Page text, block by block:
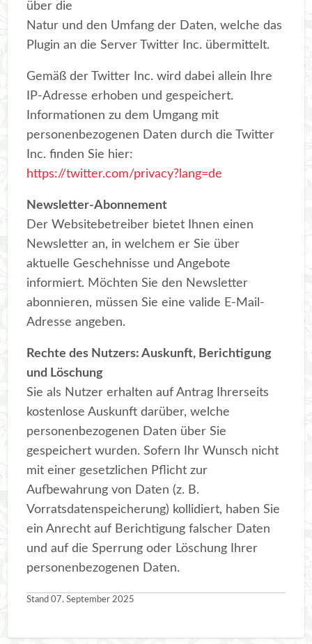
über die
Natur und den Umfang der Daten, welche das
Plugin an die Server Twitter Inc. übermittelt.
Gemäß der Twitter Inc. wird dabei allein Ihre
IP-Adresse erhoben und gespeichert.
Informationen zu dem Umgang mit
personenbezogenen Daten durch die Twitter
Inc. finden Sie hier:
https://twitter.com/privacy?lang=de
Newsletter-Abonnement
Der Websitebetreiber bietet Ihnen einen
Newsletter an, in welchem er Sie über
aktuelle Geschehnisse und Angebote
informiert. Möchten Sie den Newsletter
abonnieren, müssen Sie eine valide E-Mail-
Adresse angeben.
Rechte des Nutzers: Auskunft, Berichtigung
und Löschung
Sie als Nutzer erhalten auf Antrag Ihrerseits
kostenlose Auskunft darüber, welche
personenbezogenen Daten über Sie
gespeichert wurden. Sofern Ihr Wunsch nicht
mit einer gesetzlichen Pflicht zur
Aufbewahrung von Daten (z. B.
Vorratsdatenspeicherung) kollidiert, haben Sie
ein Anrecht auf Berichtigung falscher Daten
und auf die Sperrung oder Löschung Ihrer
personenbezogenen Daten.
Stand 07. September 2025